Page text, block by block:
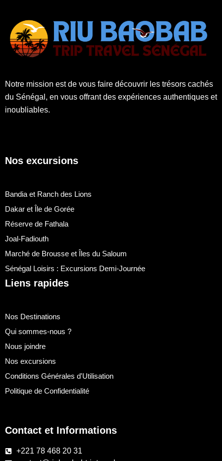
Notre mission est de vous faire découvrir les trésors cachés
du Sénégal, en vous offrant des expériences authentiques et
inoubliables.
Nos excursions
Bandia et Ranch des Lions
Dakar et Île de Gorée
Réserve de Fathala
Joal-Fadiouth
Marché de Brousse et Îles du Saloum
Sénégal Loisirs : Excursions Demi-Journée
Liens rapides
Nos Destinations
Qui sommes-nous ?
Nous joindre
Nos excursions
Conditions Générales d'Utilisation
Politique de Confidentialité
Contact et Informations
+221 78 468 20 31